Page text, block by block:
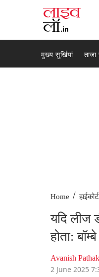
मुख्य सुर्खियां
Home / हाईकोर्ट
यदि लीज
होता:
Avanish Pathak
2 June 2025